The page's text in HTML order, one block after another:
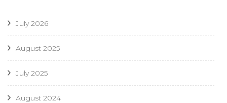
July 2026
August 2025
July 2025
August 2024